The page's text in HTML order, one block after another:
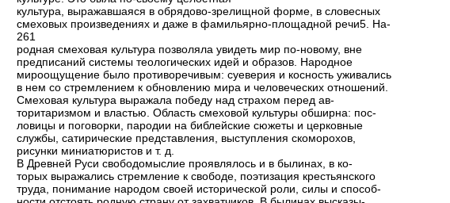
культура, выражавшаяся в обрядово-зрелищной форме, в словесных
смеховых произведениях и даже в фамильярно-площадной речи5. На-
261
родная смеховая культура позволяла увидеть мир по-новому, вне
предписаний системы теологических идей и образов. Народное
мироощущение было противоречивым: суеверия и косность уживались
в нем со стремлением к обновлению мира и человеческих отношений.
Смеховая культура выражала победу над страхом перед ав-
торитаризмом и властью. Область смеховой культуры обширна: пос-
ловицы и поговорки, пародии на библейские сюжеты и церковные
службы, сатирические представления, выступления скоморохов,
рисунки миниатюристов и т. д.
В Древней Руси свободомыслие проявлялось и в былинах, в ко-
торых выражались стремление к свободе, поэтизация крестьянского
труда, понимание народом своей исторической роли, силы и способ-